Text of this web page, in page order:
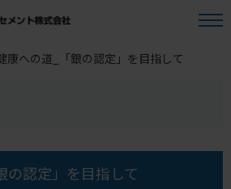
康への道_「銀の認定」を目指して
の認定」を目指して